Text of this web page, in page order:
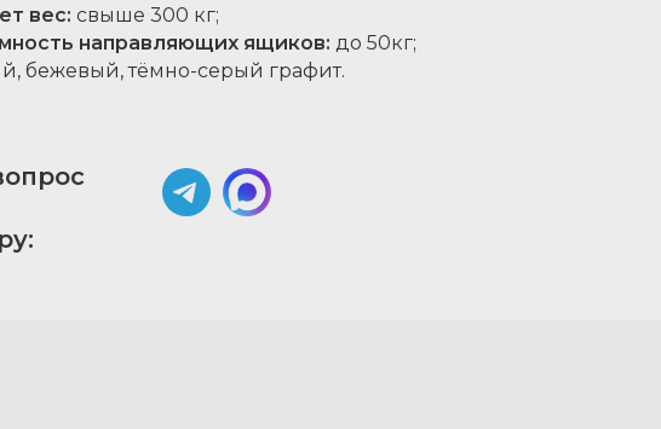
вес: свыше 300 кг;
направляющих ящиков: до 50кг;
бежевый, тёмно-серый графит.